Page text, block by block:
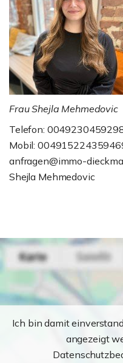
Frau Shejla Mehmedovic
Telefon:
Mobil:
anfragen@immo-
Shejla Mehmedovic
Ich bin damit
angezeigt